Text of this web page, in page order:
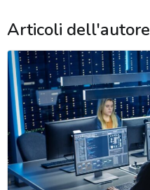
Articoli dell'autore